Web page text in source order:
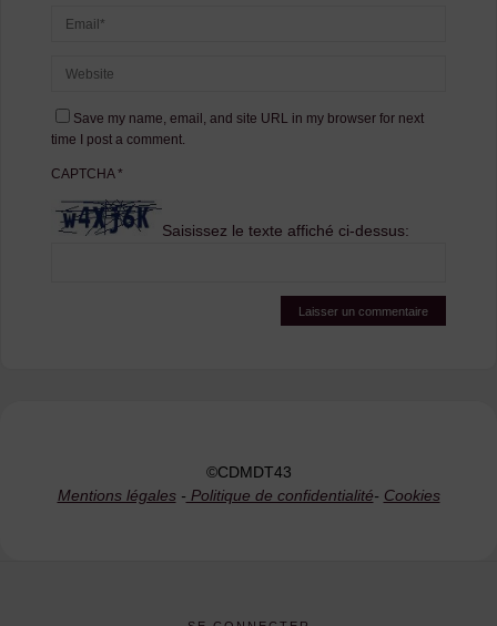
Save my name, email, and site URL in my browser for next
time I post a comment.
CAPTCHA*
Saisissez le texte affiché ci-dessus:
©CDMDT43
Mentions légales- Politique de confidentialité- Cookies